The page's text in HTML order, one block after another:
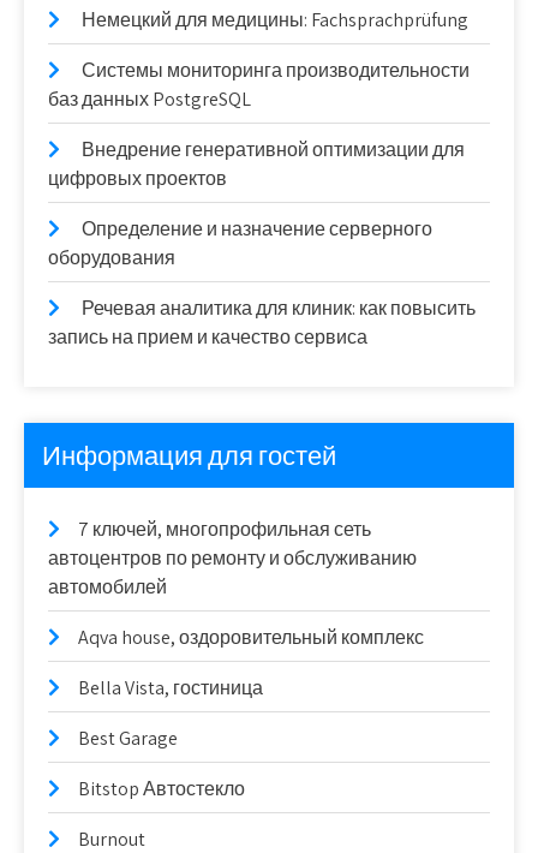
Немецкий для медицины: Fachsprachprüfung
Системы мониторинга производительности
баз данных PostgreSQL
Внедрение генеративной оптимизации для
цифровых проектов
Определение и назначение серверного
оборудования
Речевая аналитика для клиник: как повысить
запись на прием и качество сервиса
Информация для гостей
7 ключей, многопрофильная сеть
автоцентров по ремонту и обслуживанию
автомобилей
Aqva house, оздоровительный комплекс
Bella Vista, гостиница
Best Garage
Bitstop Автостекло
Burnout